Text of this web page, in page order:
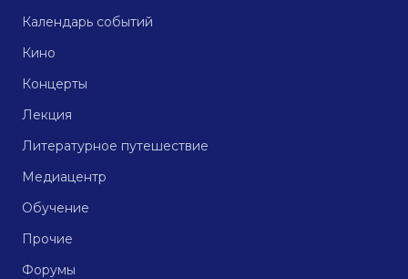
Календарь событий
Кино
Концерты
Лекция
Литературное путешествие
Медиацентр
Обучение
Прочие
Форумы